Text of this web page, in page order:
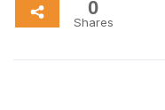
0
Shares